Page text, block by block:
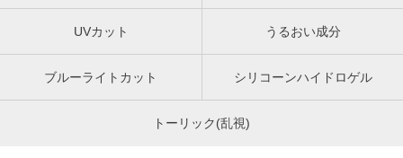
UVカット うるおい成分
ブルーライトカット シリコーンハイドロゲル
トーリック(乱視)